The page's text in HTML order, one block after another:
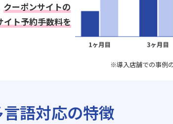
クーポンサイトの
イト予約手数料を
※導入店舗での事例
言語対応の特徴